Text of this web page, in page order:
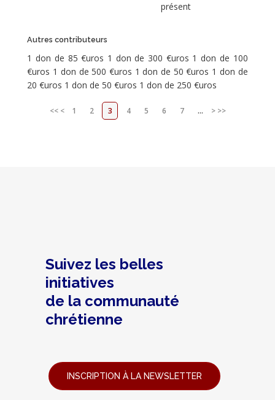
présent
Autres contributeurs
1 don de 85 €uros 1 don de 300 €uros 1 don de 100
€uros 1 don de 500 €uros 1 don de 50 €uros 1 don de
20 €uros 1 don de 50 €uros 1 don de 250 €uros
<< < 1 2 3 4 5 6 7 ... > >>
Suivez les belles
initiatives
de la communauté
chrétienne
INSCRIPTION À LA NEWSLETTER